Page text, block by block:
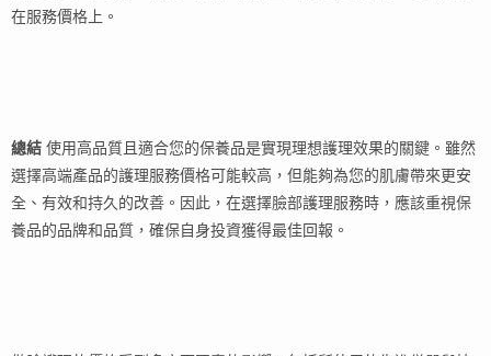
在服務價格上。
總結 使用高品質且適合您的保養品是實現理想護理效果的關鍵。雖然
選擇高端產品的護理服務價格可能較高，但能夠為您的肌膚帶來更安
全、有效和持久的改善。因此，在選擇臉部護理服務時，應該重視保
養品的品牌和品質，確保自身投資獲得最佳回報。